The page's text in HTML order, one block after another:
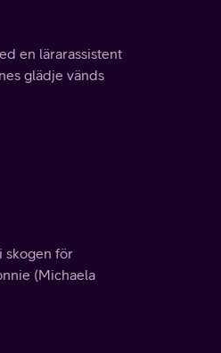
en lärarassistent
glädje vänds
skogen för
(Michaela